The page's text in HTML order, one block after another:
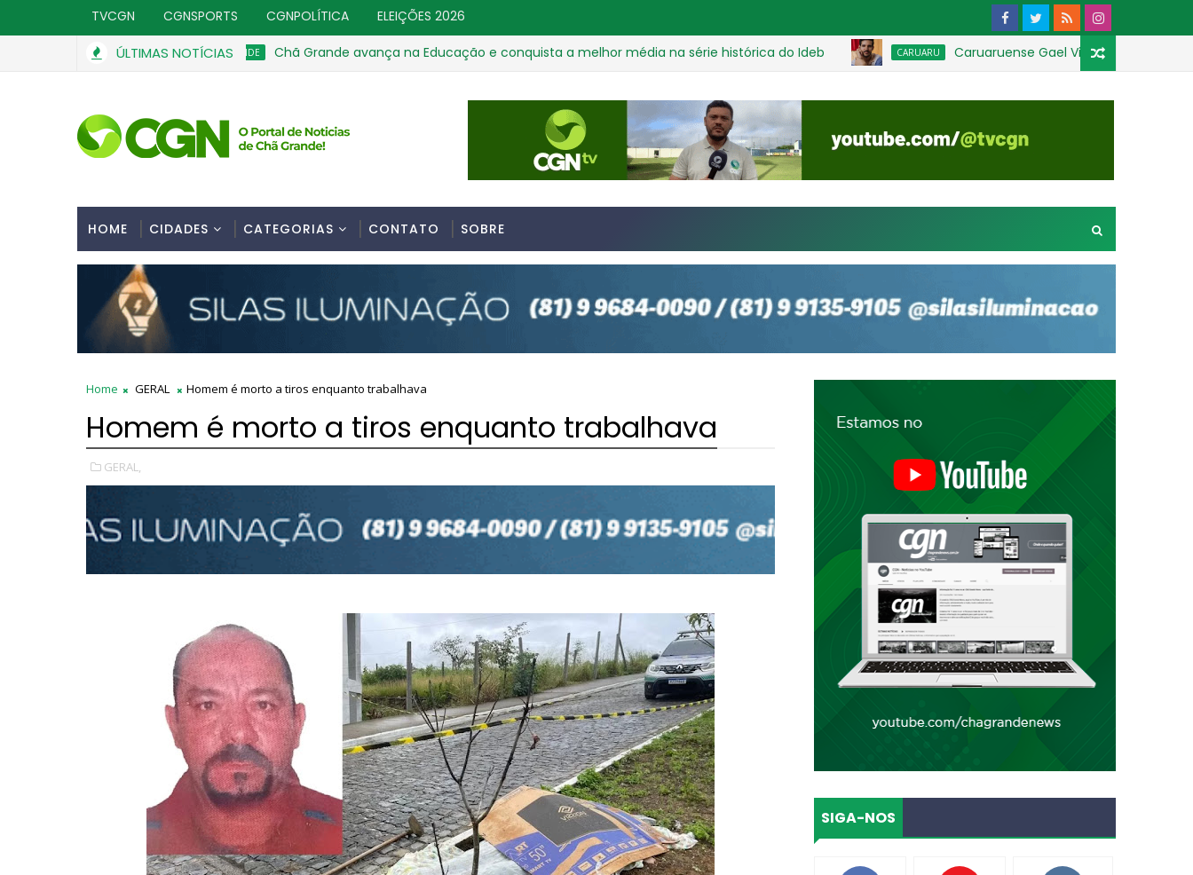
TVCGN CGNSPORTS CGNPOLÍTICA ELEIÇÕES 2026
ÚLTIMAS NOTÍCIAS
CHÃ GRANDE Chã Grande avança na Educação e conquista a melhor média na série histórica do Ideb CARUARU Caruaruense Gael Vila Nova lança EP que
HOME CIDADES CATEGORIAS CONTATO SOBRE
Home GERAL Homem é morto a tiros enquanto trabalhava
Homem é morto a tiros enquanto trabalhava
GERAL,
SIGA-NOS